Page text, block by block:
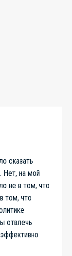
сказать
Нет, на мой
не в том, что
том, что
отвлечь